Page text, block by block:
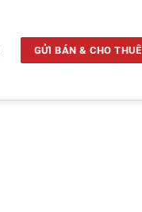
GỬI BÁN & CHO THUÊ